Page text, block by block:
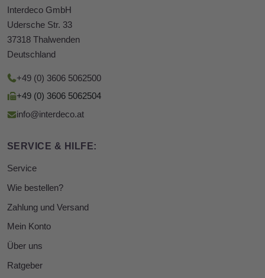
Interdeco GmbH
Udersche Str. 33
37318 Thalwenden
Deutschland
+49 (0) 3606 5062500
+49 (0) 3606 5062504
info@interdeco.at
SERVICE & HILFE:
Service
Wie bestellen?
Zahlung und Versand
Mein Konto
Über uns
Ratgeber